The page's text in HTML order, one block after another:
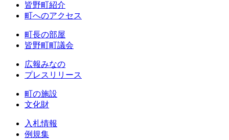
皆野町紹介
町へのアクセス
町長の部屋
皆野町町議会
広報みなの
プレスリリース
町の施設
文化財
入札情報
例規集